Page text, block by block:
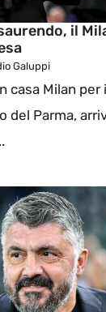
il
Galuppi
casa Milan per
del Parma,